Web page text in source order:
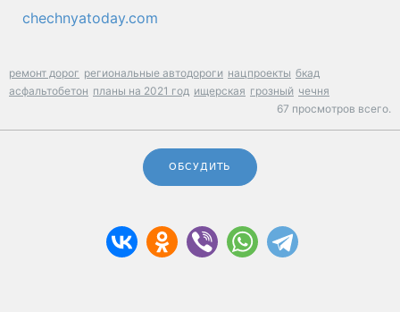
chechnyatoday.com
ремонт дорог региональные автодороги нацпроекты бкад
асфальтобетон планы на 2021 год ищерская грозный чечня
67 просмотров всего.
ОБСУДИТЬ